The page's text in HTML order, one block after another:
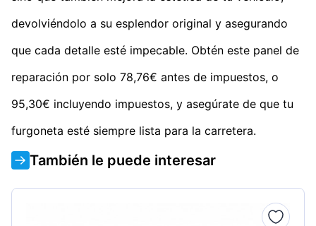
devolviéndolo a su esplendor original y asegurando
que cada detalle esté impecable. Obtén este panel de
reparación por solo 78,76€ antes de impuestos, o
95,30€ incluyendo impuestos, y asegúrate de que tu
furgoneta esté siempre lista para la carretera.
También le puede interesar